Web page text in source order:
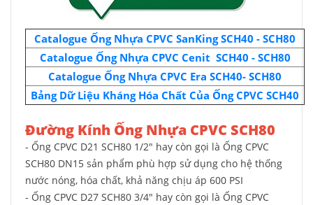
Catalogue Ống Nhựa CPVC SanKingSCH40 - SCH80
Catalogue Ống Nhựa CPVC Cenit SCH40 - SCH80
Catalogue Ống Nhựa CPVC Era SCH40- SCH80
Bảng Dữ Liệu Kháng Hóa Chất Của Ống CPVC SCH40
Đường Kính Ống Nhựa CPVC SCH80
- Ống CPVC D21 SCH80 1/2" hay còn gọi là Ống CPVC
SCH80 DN15 sản phẩm phù hợp sử dụng cho hệ thống
nước nóng, hóa chất, khả năng chịu áp 600 PSI
- Ống CPVC D27 SCH80 3/4" hay còn gọi là Ống CPVC